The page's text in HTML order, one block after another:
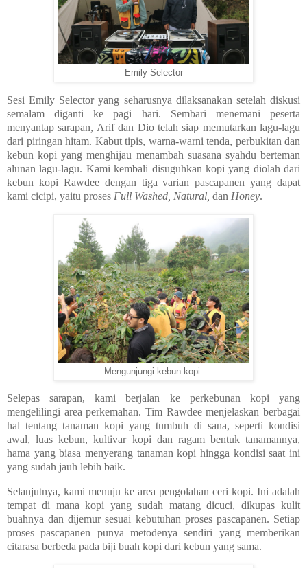
Emily Selector
Sesi Emily Selector yang seharusnya dilaksanakan setelah diskusi
semalam diganti ke pagi hari. Sembari menemani peserta
menyantap sarapan, Arif dan Dio telah siap memutarkan lagu-lagu
dari piringan hitam. Kabut tipis, warna-warni tenda, perbukitan dan
kebun kopi yang menghijau menambah suasana syahdu berteman
alunan lagu-lagu. Kami kembali disuguhkan kopi yang diolah dari
kebun kopi Rawdee dengan tiga varian pascapanen yang dapat
kami cicipi, yaitu proses Full Washed, Natural, dan Honey.
Mengunjungi kebun kopi
Selepas sarapan, kami berjalan ke perkebunan kopi yang
mengelilingi area perkemahan. Tim Rawdee menjelaskan berbagai
hal tentang tanaman kopi yang tumbuh di sana, seperti kondisi
awal, luas kebun, kultivar kopi dan ragam bentuk tanamannya,
hama yang biasa menyerang tanaman kopi hingga kondisi saat ini
yang sudah jauh lebih baik.
Selanjutnya, kami menuju ke area pengolahan ceri kopi. Ini adalah
tempat di mana kopi yang sudah matang dicuci, dikupas kulit
buahnya dan dijemur sesuai kebutuhan proses pascapanen. Setiap
proses pascapanen punya metodenya sendiri yang memberikan
citarasa berbeda pada biji buah kopi dari kebun yang sama.